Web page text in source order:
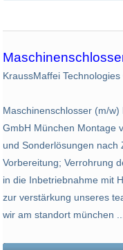
KraussMaffei
Maschinenschlosser (m/
GmbH München Montage
und Sonderlösungen nach
Vorbereitung; Verrohrung
in die Inbetriebnahme mit
zur verstärkung unseres
wir am standort münchen ...